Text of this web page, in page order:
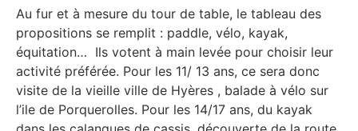
Au fur et à mesure du tour de table, le tableau des
propositions se remplit : paddle, vélo, kayak,
équitation… Ils votent à main levée pour choisir leur
activité préférée. Pour les 11/ 13 ans, ce sera donc
visite de la vieille ville de Hyères , balade à vélo sur
l’ile de Porquerolles. Pour les 14/17 ans, du kayak